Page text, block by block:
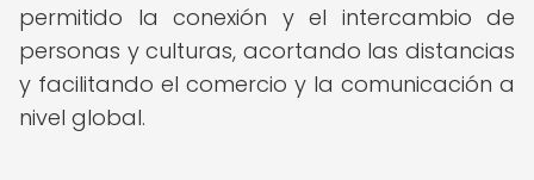
permitido la conexión y el intercambio de
personas y culturas, acortando las distancias
y facilitando el comercio y la comunicación a
nivel global.